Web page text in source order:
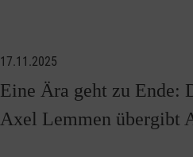
17.11.2025
Eine Ära geht zu Ende:
Axel Lemmen übergibt